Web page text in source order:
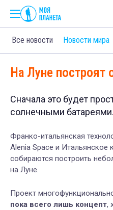
Все новости Новости мира
На Луне построят
Сначала это будет
солнечными батареями.
Франко-итальянская
Alenia Space и Итальянское
собираются построить
на Луне.
Проект
пока всего лишь концепт,